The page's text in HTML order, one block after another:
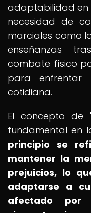
adaptabilidad en
necesidad de
marciales como
enseñanzas
combate físico
para
cotidiana.
El concepto de
fundamental en
principio se
mantener la
prejuicios, lo
adaptarse a
afectado